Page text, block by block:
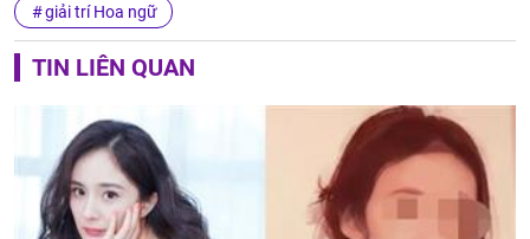
giải trí Hoa ngữ
TIN LIÊN QUAN